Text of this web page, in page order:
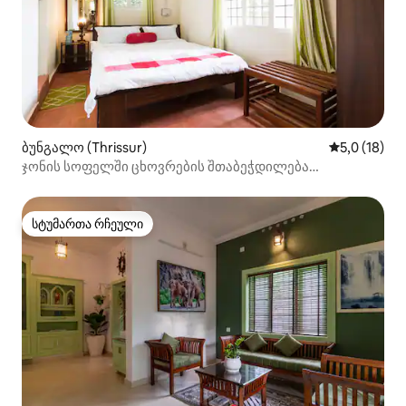
ბუნგალო (Thrissur) საშუალო
5,0 (18)
ჯონის სოფელში ცხოვრების შთაბეჭდილება
სტუმართა რჩეული
სტუმართა რჩეული